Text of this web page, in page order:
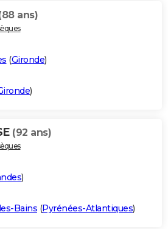
ans)
(Gironde)
)
(92 ans)
)
Bains (Pyrénées-Atlantiques)